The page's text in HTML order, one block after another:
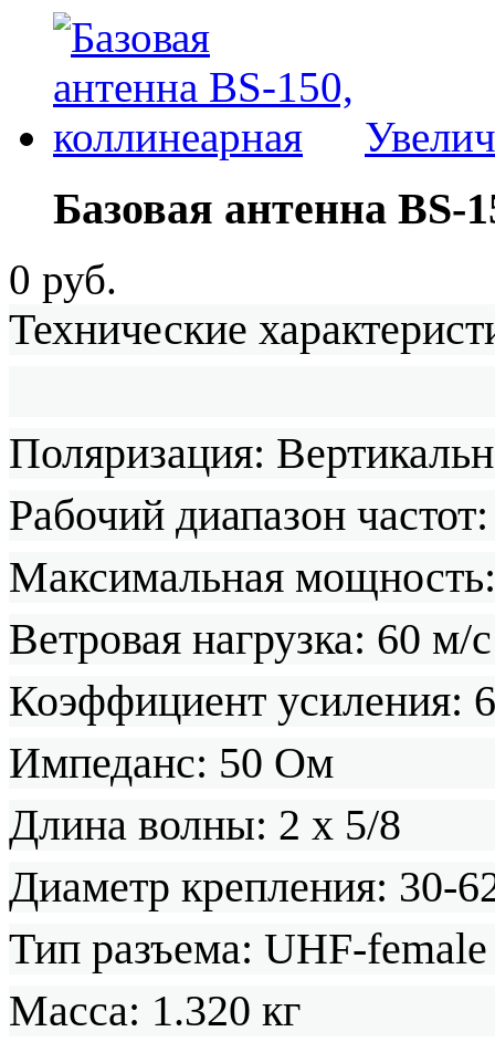
Базовая антенна BS-
0 руб.
Технические
Поляризация:
Рабочий диапазон
Максимальная
Ветровая нагрузка: 60 м/с
Коэффициент усиления:
Импеданс: 50 Ом
Длина волны: 2 х 5/8
Диаметр крепления: 30-
Тип разъема: UHF-female
Масса: 1.320 кг